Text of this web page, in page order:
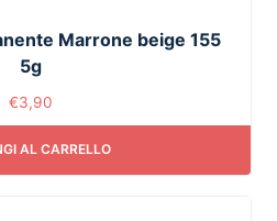
Marrone beige 155
5g
€3,90
AL CARRELLO